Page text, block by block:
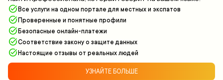
Все услуги на одном портале для местных и экспатов
Проверенные и понятные профили
Безопасные онлайн-платежи
Соответствие закону о защите данных
Настоящие отзывы от реальных людей
УЗНАЙТЕ БОЛЬШЕ